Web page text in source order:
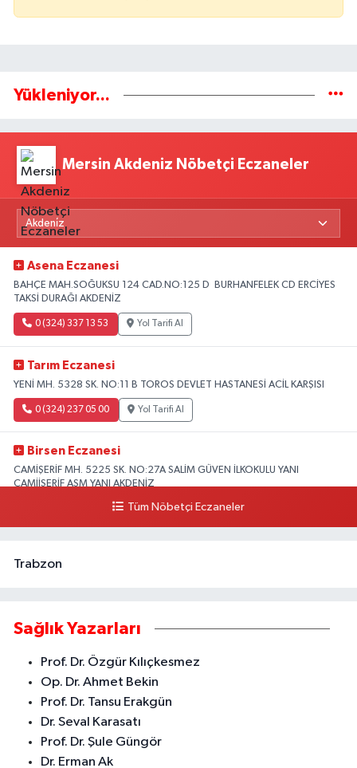
Yükleniyor...
Mersin Akdeniz Nöbetçi Eczaneler
Asena Eczanesi
BAHÇE MAH.SOĞUKSU 124 CAD.NO:125 D BURHANFELEK CD ERCİYES
TAKSİ DURAĞI AKDENİZ
0 (324) 337 13 53 Yol Tarifi Al
Tarım Eczanesi
YENİ MH. 5328 SK. NO:11 B TOROS DEVLET HASTANESİ ACİL KARŞISI
0 (324) 237 05 00 Yol Tarifi Al
Birsen Eczanesi
CAMİŞERİF MH. 5225 SK. NO:27A SALİM GÜVEN İLKOKULU YANI
CAMİİŞERİF ASM YANI AKDENİZ
Yol Tarifi Al
Tüm Nöbetçi Eczaneler
Trabzon
Sağlık Yazarları
Prof. Dr. Özgür Kılıçkesmez
Op. Dr. Ahmet Bekin
Prof. Dr. Tansu Erakgün
Dr. Seval Karasatı
Prof. Dr. Şule Güngör
Dr. Erman Ak